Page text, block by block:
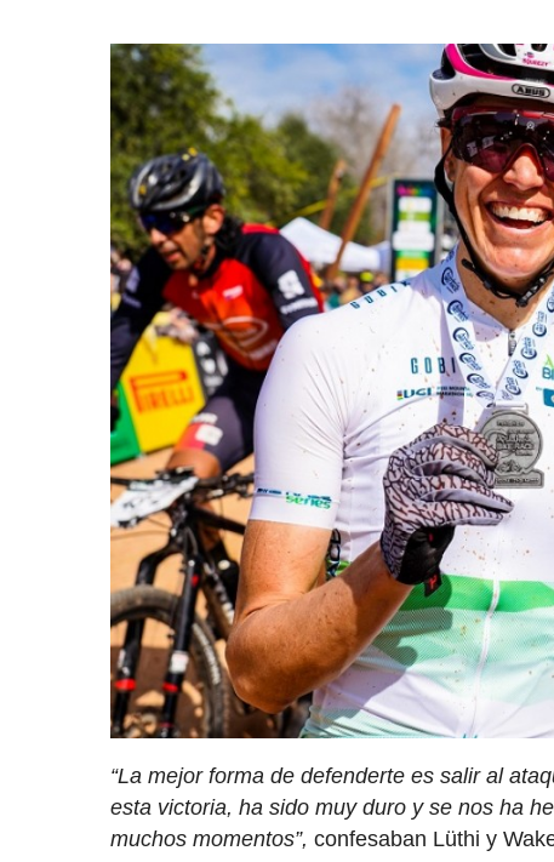
“La mejor forma de defenderte es salir al
esta victoria, ha sido muy duro y se nos ha
muchos momentos”, confesaban Lüthi y